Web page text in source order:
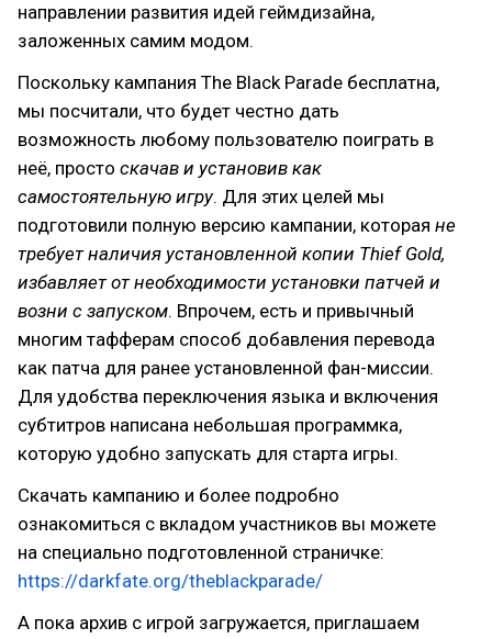
направлении развития идей геймдизайна,
заложенных самим модом.
Поскольку кампания The Black Parade бесплатна,
мы посчитали, что будет честно дать
возможность любому пользователю поиграть в
неё, просто скачав и установив как
самостоятельную игру. Для этих целей мы
подготовили полную версию кампании, которая не
требует наличия установленной копии Thief Gold,
избавляет от необходимости установки патчей и
возни с запуском. Впрочем, есть и привычный
многим тафферам способ добавления перевода
как патча для ранее установленной фан-миссии.
Для удобства переключения языка и включения
субтитров написана небольшая программка,
которую удобно запускать для старта игры.
Скачать кампанию и более подробно
ознакомиться с вкладом участников вы можете
на специально подготовленной страничке:
https://darkfate.org/theblackparade/
А пока архив с игрой загружается, приглашаем